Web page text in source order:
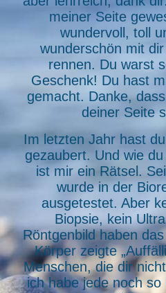
meiner Seite
wundervoll, toll
wunderschön mit
rennen. Du warst
Geschenk! Du hast
gemacht. Danke,
deiner Seite
Im letzten Jahr hast
gezaubert. Und wie
ist mir ein Rätsel.
wurde in der
ausgetestet. Aber
Biopsie, kein
Röntgenbild haben
Körper zeigte
Menschen, die dir
ich habe jede noch so